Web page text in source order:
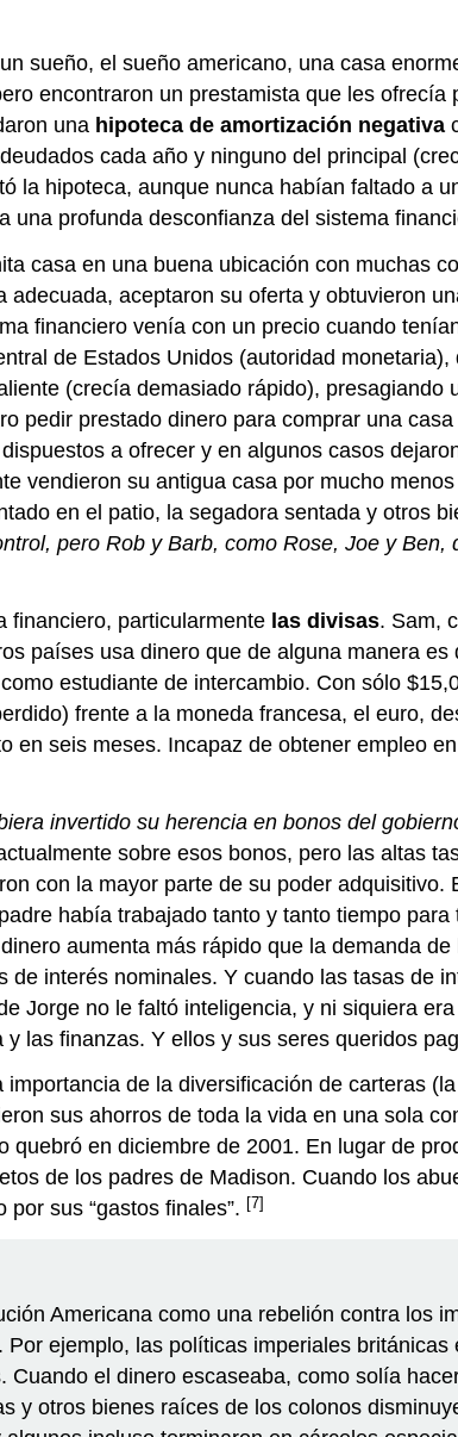
sueño, el sueño americano, una casa
encontraron un prestamista que les ofrecía
una hipoteca de amortización negativa
cada año y ninguno del principal
la hipoteca, aunque nunca habían faltado a
una profunda desconfianza del sistema
casa en una buena ubicación con muchas
aceptaron su oferta y obtuvieron
financiero venía con un precio cuando
de Estados Unidos (autoridad monetaria),
(crecía demasiado rápido),
pedir prestado dinero para comprar una
a ofrecer y en algunos casos
vendieron su antigua casa por mucho
en el patio, la segadora sentada y otros
pero Rob y Barb, como Rose, Joe y
financiero, particularmente las divisas. Sam,
países usa dinero que de alguna manera
estudiante de intercambio. Con sólo
frente a la moneda francesa, el euro,
en seis meses. Incapaz de obtener empleo
invertido su herencia en bonos del
sobre esos bonos, pero las altas
con la mayor parte de su poder
había trabajado tanto y tanto tiempo
aumenta más rápido que la demanda
interés nominales. Y cuando las tasas de
Jorge no le faltó inteligencia, y ni siquiera
las finanzas. Y ellos y sus seres queridos
de la diversificación de carteras
sus ahorros de toda la vida en una sola
quebró en diciembre de 2001. En lugar de
de los padres de Madison. Cuando los
sus “gastos finales”. [7]
Americana como una rebelión contra los
ejemplo, las políticas imperiales
el dinero escaseaba, como solía
y otros bienes raíces de los colonos